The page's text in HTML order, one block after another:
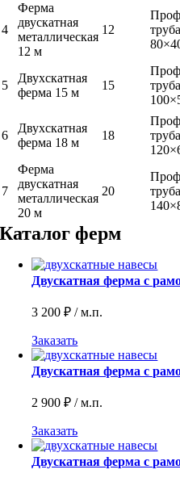
4
Ферма
двускатная
металлическая
12 м
12
труба
5
Двухскатная
ферма 15 м
15
труба
6
Двухскатная
ферма 18 м
18
труба
7
Ферма
двускатная
металлическая
20 м
20
труба
Каталог ферм
Двускатная ферма с
3 200₽ / м.п.
Заказать
Двускатная ферма с
2 900₽ / м.п.
Заказать
Двускатная ферма с